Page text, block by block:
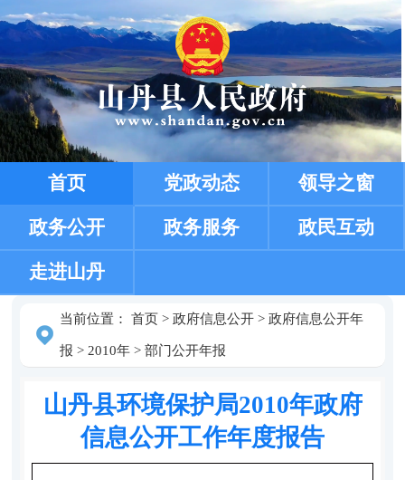
首页 党政动态 领导之窗
政务公开 政务服务 政民互动
走进山丹
当前位置： 首页> 政府信息公开> 政府信息公开年
报 > 2010年> 部门公开年报
山丹县环境保护局2010年政府
信息公开工作年度报告